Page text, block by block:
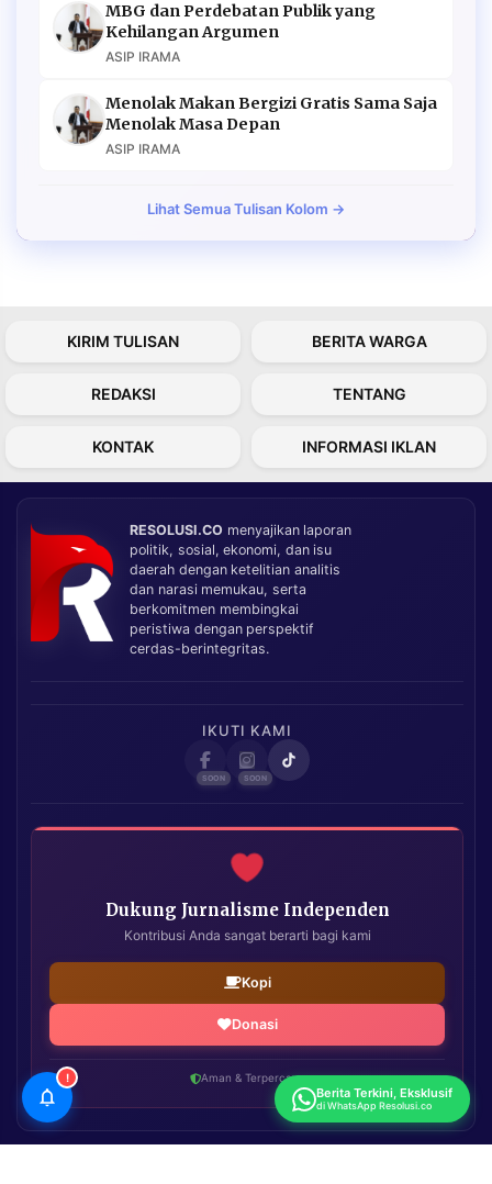
MBG dan Perdebatan Publik yang
Kehilangan Argumen
ASIP IRAMA
Menolak Makan Bergizi Gratis Sama Saja
Menolak Masa Depan
ASIP IRAMA
Lihat Semua Tulisan Kolom →
KIRIM TULISAN BERITA WARGA
REDAKSI TENTANG
KONTAK INFORMASI IKLAN
RESOLUSI.CO menyajikan laporan
politik, sosial, ekonomi, dan isu
daerah dengan ketelitian analitis
dan narasi memukau, serta
berkomitmen membingkai
peristiwa dengan perspektif
cerdas-berintegritas.
IKUTI KAMI
Dukung Jurnalisme Independen
Kontribusi Anda sangat berarti bagi kami
Kopi
Donasi
Aman & Terpercaya
!
Berita Terkini, Eksklusif
di WhatsApp Resolusi.co